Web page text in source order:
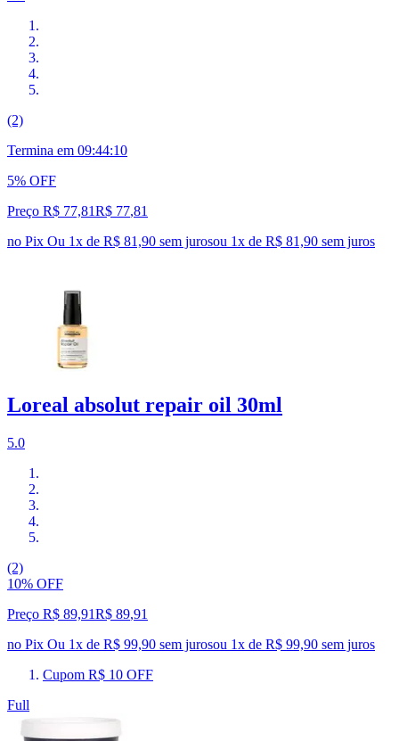
(2)
Termina em 09:44:09
5% OFF
Preço R$ 77,81R$ 77,81
no Pix Ou 1x de R$ 81,90 sem jurosou 1x de R$ 81,90 sem juros
Loreal absolut repair oil 30ml
5.0
(2)
10% OFF
Preço R$ 89,91R$ 89,91
no Pix Ou 1x de R$ 99,90 sem jurosou 1x de R$ 99,90 sem juros
Cupom R$ 10 OFF
Full